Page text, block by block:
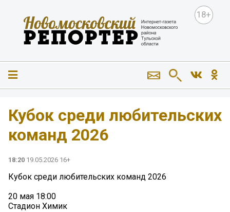
18+
Кубок среди любительских
команд 2026
18:20 19.05.2026 16+
Кубок среди любительских команд 2026
20 мая 18:00
Стадион Химик